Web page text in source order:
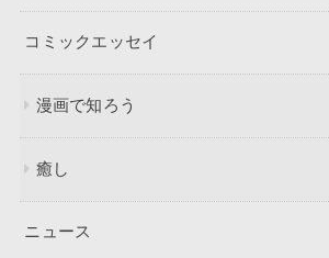
コミックエッセイ
漫画で知ろう
癒し
ニュース